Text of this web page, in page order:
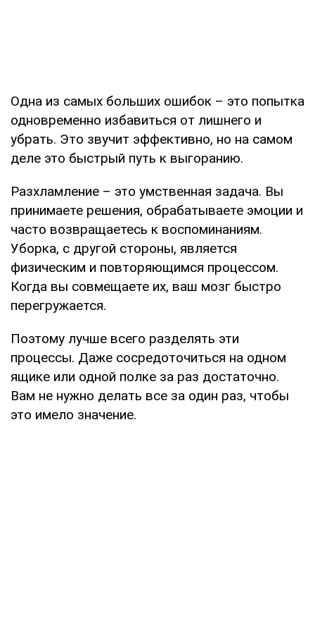
Одна из самых больших ошибок – это попытка
одновременно избавиться от лишнего и
убрать. Это звучит эффективно, но на самом
деле это быстрый путь к выгоранию.
Разхламление – это умственная задача. Вы
принимаете решения, обрабатываете эмоции и
часто возвращаетесь к воспоминаниям.
Уборка, с другой стороны, является
физическим и повторяющимся процессом.
Когда вы совмещаете их, ваш мозг быстро
перегружается.
Поэтому лучше всего разделять эти
процессы. Даже сосредоточиться на одном
ящике или одной полке за раз достаточно.
Вам не нужно делать все за один раз, чтобы
это имело значение.